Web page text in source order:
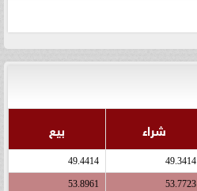
شراء بيع
49.3414
49.4414
53.7723
53.8961